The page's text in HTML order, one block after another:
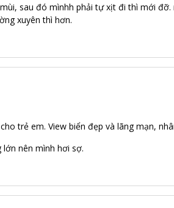
sau đó mìnhh phải tự xịt đi thì mới
xuyên thì hơn.
trẻ em. View biển đẹp và lãng mạn,
nên mình hơi sợ.